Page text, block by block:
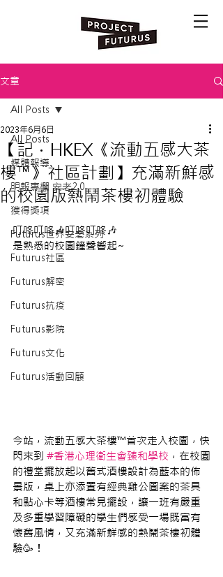
文章
All Posts
媒體報導
明報專欄 安老2.0
獲得獎項
Futurus世界安老系列
Futurus社區
Futurus解密
Futurus抗疫
Futurus影院
Futurus文化
Futurus活動回顧
All Posts
【記．HKEX《流動五感大茶
樓™》社區計劃】充滿新鮮感
的校園版熱鬧茶樓初體驗
2023年6月6日
叮咚叮咚🎶叮咚叮咚🎶
是熟悉的校園鐘聲響起~
今站，流動五感大茶樓™首次走入校園，快
閃來到 #香港心理衛生會臻和學校 ，在校園
的禮堂擺放起以舊式酒樓設計為藍本的佈
景版，桌上亦添置有經典雞公圖案的茶具
和點心卡等酒樓常見擺設，讓一班有嚴重
及多重學習障礙的學生們感受一場既富有
懷舊風情，又充滿新鮮感的熱鬧茶樓初體
驗🥳！